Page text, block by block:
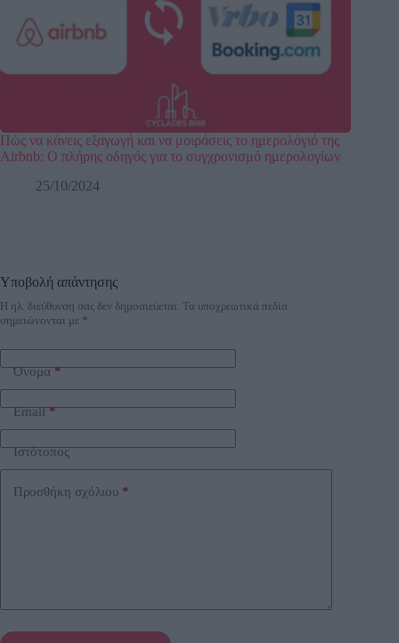
Πώς να κάνεις εξαγωγή και να μοιράσεις το ημερολόγιό της
Airbnb: Ο πλήρης οδηγός για το συγχρονισμό ημερολογίων
25/10/2024
Υποβολή απάντησης
Η ηλ. διεύθυνση σας δεν δημοσιεύεται. Τα υποχρεωτικά πεδία
σημειώνονται με *
Όνομα*
Email*
Ιστότοπος
Προσθήκη σχόλιου *
A
l
r
n
v
e